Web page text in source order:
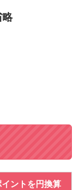
略
ントを円換算